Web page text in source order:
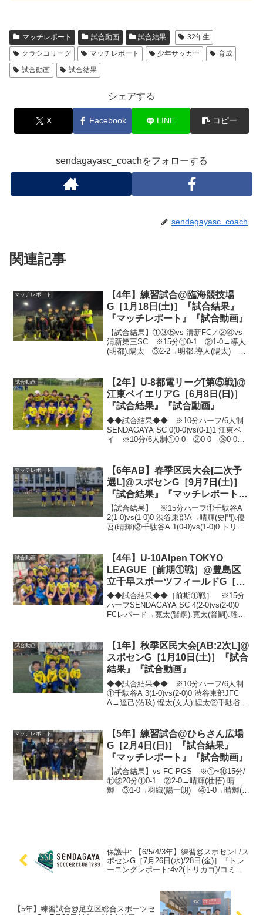
マッチレポート 試合動画 試合結果
32年生
クラシコリーグ
マッチレポート 少年サッカー
育成
試合動画
試合結果
シェアする
X Facebook LINE コピー
sendagayasc_coachをフォローする
sendagayasc_coach
関連記事
マッチレポート
【4年】練習試合@臨海競技場
G［1月18日(土)］『試合結果』
『マッチレポート』『試合動画』
【試合結果】①③⑤vs 清新FC／②④vs
清新第三SC ※15分①0-1 ②1-0→導人
(明都).陽太 ③2-2→明都.導人(陽太)
新FC...
試合動画
【2年】U-8都電リーグ[第⑤戦]@
江東ベイエリアG［6月8日(日)］
『試合結果』『試合動画』
◆◆試合結果◆◆ ※10分ハーフ/6人制
SENDAGAYA SC 0(0-0)vs(0-1)1 江東ベ
イ ※10分/6人制①0-0 ②0-0 ③0-0
マッチレポート
【6年AB】春季区民大会[二次予
選L]@スポセンG［9月7日(土)］
『試合結果』『マッチレポート』
『試合動画』
【試合結果】 ※15分ハーフ①千駄谷A
2(1-0)vs(1-0)0 渋谷東部A→晴輝(史門).優
吾(晴輝)②千駄谷A 1(0-0)vs(1-0)0 トリプ
試合動画
【4年】U-10Alpen TOKYO
LEAGUE［前期①戦］@豊島区
立千早スポーツフィールドG［6
月1日(日)］『試合結果』『マッチ
レポート』『試合動画』
◆◆試合結果◆◆［前期①戦］ ※15分
ハーフSENDAGAYA SC 4(2-0)vs(2-0)0
FCレパード→寛太(賢嗣).寛太(賢嗣).耀聖.
嗣・...
試合動画
【1年】秋季区民大会[AB:2次L]@
スポセンG［1月10日(土)］『試合
結果』『試合動画』
◆◆試合結果◆◆ ※10分ハーフ/6人制
①千駄谷A 3(1-0)vs(2-0)0 渋谷東部JFC
A→達己(佑玖).惺太(文人).惺太②千駄谷A
マッチレポート
【5年】練習試合@ひらさん広場
G［2月4日(日)］『試合結果』
『マッチレポート』『試合動画』
【試合結果】vs FC PGS ※①~⑩15分/
⑪⑫20分①0-1 ②2-0→晴輝(壮悟).晴
輝 ③1-0→羽織(陽一朗) ④1-0→晴輝(壮
保護中: 【6/5/4/3年】練習@スポセンF/ス
ポセンG［7月26日(水)/28日(金)］『トレ
ーニングレポート:4v2(トリカゴ)/コミュ
【5年】練習試合@足立区総合スポーツセ